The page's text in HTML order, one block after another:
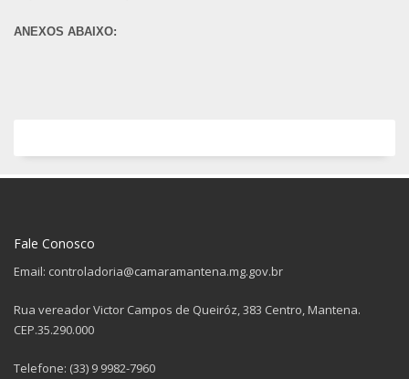
ANEXOS ABAIXO:
Fale Conosco
Email: controladoria@camaramantena.mg.gov.br
Rua vereador Victor Campos de Queiróz, 383 Centro, Mantena.
CEP.35.290.000
Telefone: (33) 9 9982-7960